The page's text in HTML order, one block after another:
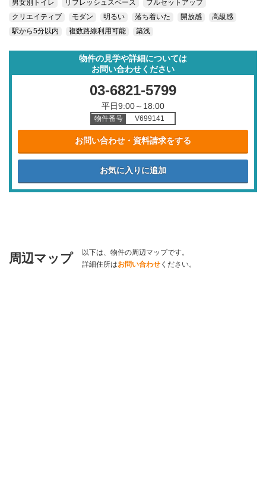
男女別トイレ リフレッシュスペース
フルセットアップ
クリエイティブ
モダン 明るい 落ち着いた 開放感
高級感
駅から5分以内
複数路線利用可能 築浅
物件の見学や詳細については
お問い合わせください
03-6821-5799
平日9:00～18:00
物件番号 V699141
お問い合わせ・資料請求をする
周辺マップ
以下は、物件の周辺マップです。
詳細住所はお問い合わせ ください。